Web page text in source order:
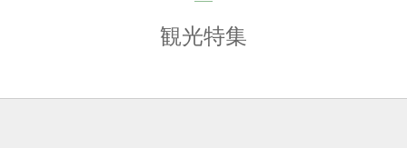
観光特集